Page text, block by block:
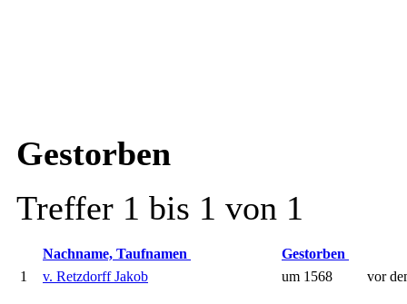
Gestorben
Treffer 1 bis 1 von 1
Nachname, Taufnamen
Gestorben
1
v. Retzdorff Jakob um 1568 vor